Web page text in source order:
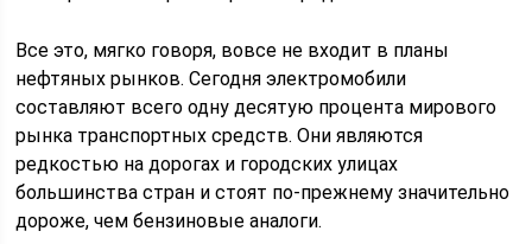
Все это, мягко говоря, вовсе не входит в планы
нефтяных рынков. Сегодня электромобили
составляют всего одну десятую процента мирового
рынка транспортных средств. Они являются
редкостью на дорогах и городских улицах
большинства стран и стоят по-прежнему значительно
дороже, чем бензиновые аналоги.